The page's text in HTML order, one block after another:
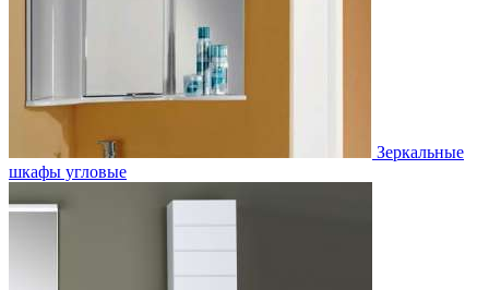
Зеркальные
шкафы угловые